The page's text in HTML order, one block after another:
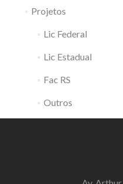
Projetos
Lic Federal
Lic Estadual
Fac RS
Outros